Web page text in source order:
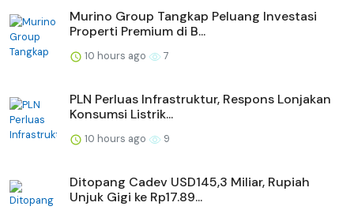
Murino Group Tangkap Peluang Investasi
Properti Premium di B...
10 hours ago 7
PLN Perluas Infrastruktur, Respons Lonjakan
Konsumsi Listrik...
10 hours ago 9
Ditopang Cadev USD145,3 Miliar, Rupiah
Unjuk Gigi ke Rp17.89...